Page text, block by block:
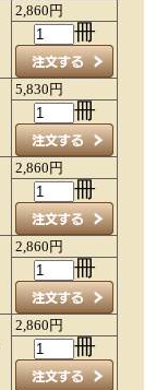
2,860円
冊
5,830円
冊
2,860円
冊
2,860円
冊
2,860円
冊